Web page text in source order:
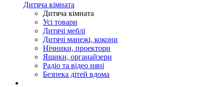
Дитяча кімната
Дитяча кімната
Усі товари
Дитячі меблі
Дитячі манежі, кокони
Нічники, проектори
Ящики, органайзери
Радіо та відео няні
Безпека дітей вдома